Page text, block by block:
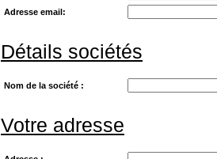
Adresse email:
Détails sociétés
Nom de la société :
Votre adresse